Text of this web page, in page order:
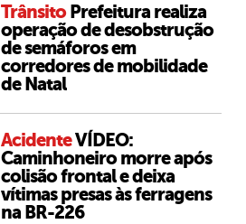
Trânsito Prefeitura realiza
operação de desobstrução
de semáforos em
corredores de mobilidade
de Natal
AcidenteVÍDEO:
Caminhoneiro morre após
colisão frontal e deixa
vítimas presas às ferragens
na BR-226